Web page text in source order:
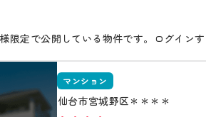
限定で公開している物件です。ログイン
マンション
仙台市宮城野区＊＊＊＊